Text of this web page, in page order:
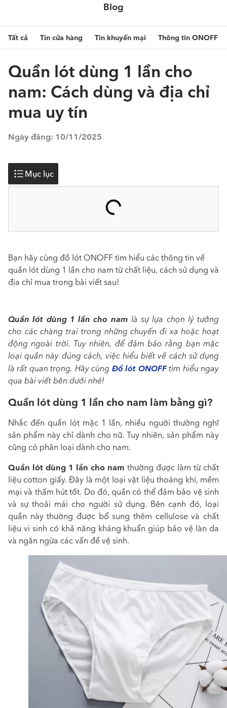
Blog
Tất cả Tin cửa hàng Tin khuyến mại Thông tin ONOFF
Quần lót dùng 1 lần cho
nam: Cách dùng và địa chỉ
mua uy tín
Ngày đăng: 10/11/2025
Mục lục
Bạn hãy cùng đồ lót ONOFF tìm hiểu các thông tin về
quần lót dùng 1 lần cho nam từ chất liệu, cách sử dụng và
địa chỉ mua trong bài viết sau!
Quần lót dùng 1 lần cho nam là sự lựa chọn lý tưởng
cho các chàng trai trong những chuyến đi xa hoặc hoạt
động ngoài trời. Tuy nhiên, để đảm bảo rằng bạn mặc
loại quần này đúng cách, việc hiểu biết về cách sử dụng
là rất quan trọng. Hãy cùng Đồ lót ONOFFtìm hiểu ngay
qua bài viết bên dưới nhé!
Quần lót dùng 1 lần cho nam làm bằng gì?
Nhắc đến quần lót mặc 1 lần, nhiều người thường nghĩ
sản phẩm này chỉ dành cho nữ. Tuy nhiên, sản phẩm này
cũng có phân loại dành cho nam.
Quần lót dùng 1 lần cho nam thường được làm từ chất
liệu cotton giấy. Đây là một loại vật liệu thoáng khí, mềm
mại và thấm hút tốt. Do đó, quần có thể đảm bảo vệ sinh
và sự thoải mái cho người sử dụng. Bên cạnh đó, loại
quần này thường được bổ sung thêm cellulose và chất
liệu vi sinh có khả năng kháng khuẩn giúp bảo vệ làn da
và ngăn ngừa các vấn đề vệ sinh.